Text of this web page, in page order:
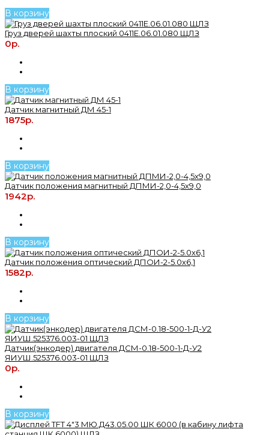
В корзину
Груз дверей шахты плоский 0411Е.06.01.080 ЩЛЗ
0р.
В корзину
Датчик магнитный ДМ 45-1
1875р.
В корзину
Датчик положения магнитный ДПМИ-2,0-4,5х9,0
1942р.
В корзину
Датчик положения оптический ДПОИ-2-5.0х6,1
1582р.
В корзину
Датчик(энкодер) двигателя ДСМ-0.18-500-1-Д-У2
ЯИУШ.525376.003-01 ЩЛЗ
0р.
В корзину